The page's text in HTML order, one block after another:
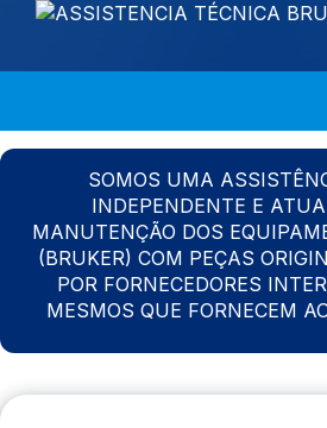
SOMOS UMA
INDEPENDENTE E
MANUTENÇÃO DOS
(BRUKER) COM PEÇAS
POR FORNECEDORES
MESMOS QUE FORNECEM